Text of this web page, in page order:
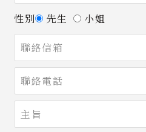
性別 先生 小姐